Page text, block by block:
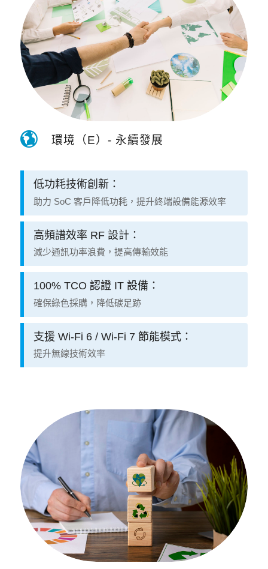
環境（E）- 永續發展
低功耗技術創新：
助力 SoC 客戶降低功耗，提升終端設備能源效率
高頻譜效率 RF 設計：
減少通訊功率浪費，提高傳輸效能
100% TCO 認證 IT 設備：
確保綠色採購，降低碳足跡
支援 Wi-Fi 6 / Wi-Fi 7 節能模式：
提升無線技術效率